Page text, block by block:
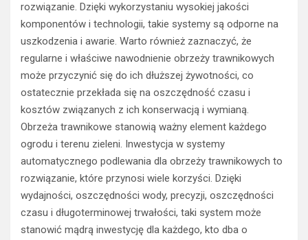
rozwiązanie. Dzięki wykorzystaniu wysokiej jakości
komponentów i technologii, takie systemy są odporne na
uszkodzenia i awarie. Warto również zaznaczyć, że
regularne i właściwe nawodnienie obrzeży trawnikowych
może przyczynić się do ich dłuższej żywotności, co
ostatecznie przekłada się na oszczędność czasu i
kosztów związanych z ich konserwacją i wymianą.
Obrzeża trawnikowe stanowią ważny element każdego
ogrodu i terenu zieleni. Inwestycja w systemy
automatycznego podlewania dla obrzeży trawnikowych to
rozwiązanie, które przynosi wiele korzyści. Dzięki
wydajności, oszczędności wody, precyzji, oszczędności
czasu i długoterminowej trwałości, taki system może
stanowić mądrą inwestycję dla każdego, kto dba o